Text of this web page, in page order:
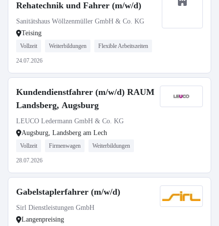
Rehatechnik und Fahrer (m/w/d)
Sanitätshaus Wöllzenmüller GmbH & Co. KG
Teising
Vollzeit Weiterbildungen Flexible Arbeitszeiten
24.07.2026
Kundendienstfahrer (m/w/d) RAUM
Landsberg, Augsburg
LEUCO Ledermann GmbH & Co. KG
Augsburg, Landsberg am Lech
Vollzeit Firmenwagen Weiterbildungen
28.07.2026
Gabelstaplerfahrer (m/w/d)
Sirl Dienstleistungen GmbH
Langenpreising